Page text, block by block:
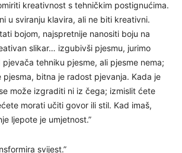
kreativnost s tehničkim postignućima.
u sviranju klavira, ali ne biti kreativni.
bojom, najspretnije nanositi boju na
slikar… izgubivši pjesmu, jurimo
tehniku ​​pjesme, ali pjesme nema;
pjesma, bitna je radost pjevanja. Kada je
može izgraditi ni iz čega; izmislit ćete
morati učiti govor ili stil. Kad imaš,
ljepote je umjetnost.”
svijest.”